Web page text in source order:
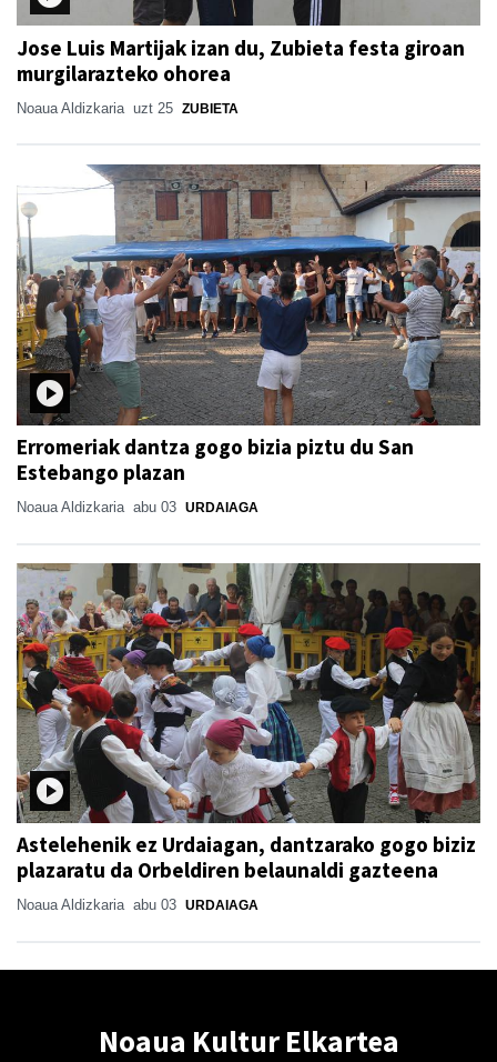
Jose Luis Martijak izan du, Zubieta festa giroan
murgilarazteko ohorea
Noaua Aldizkaria uzt 25 ZUBIETA
Erromeriak dantza gogo bizia piztu du San
Estebango plazan
Noaua Aldizkaria abu 03 URDAIAGA
Astelehenik ez Urdaiagan, dantzarako gogo biziz
plazaratu da Orbeldiren belaunaldi gazteena
Noaua Aldizkaria abu 03 URDAIAGA
Noaua Kultur Elkartea